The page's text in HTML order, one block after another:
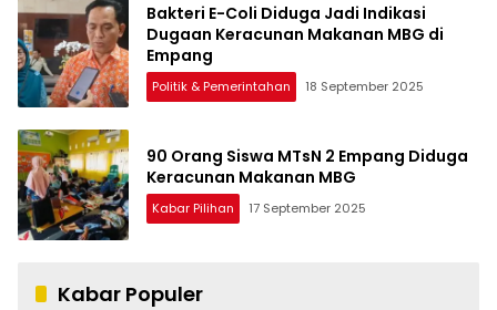
Bakteri E-Coli Diduga Jadi Indikasi
Dugaan Keracunan Makanan MBG di
Empang
Politik & Pemerintahan 18 September 2025
90 Orang Siswa MTsN 2 Empang Diduga
Keracunan Makanan MBG
Kabar Pilihan 17 September 2025
Kabar Populer